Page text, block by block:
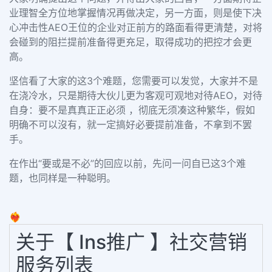
业理智全方位地掌握情况再做决定，另一方面，则是使下决
心冲击性AEO王位的企业对正前方的路面看得更清楚，对将
会碰到的阻拦提前准备得更充足，取得成功的把控才会更
高。
坚信看了大家的这3个难题，您需要可以发觉，大家并不是
在浇冷水，只是期待大伙儿更为客观可观地对待AEO ，对待
自身：要不是真真正正必须 ，彻底无须凑这种繁华，假如
明确不可以沒有，就一定搞好必要提前准备，不拿到不罢
手。
在作出“要或是不必”的回应以前，先问一问自已这3个难
题，也同样是一种聪明。
❤️‍🔥
关于【 Ins推广 】社交营销
服务列表